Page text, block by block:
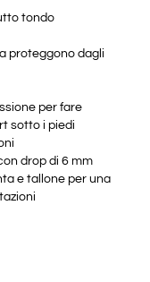
tondo
proteggono dagli
per fare
sotto i piedi
drop di 6 mm
e tallone per una